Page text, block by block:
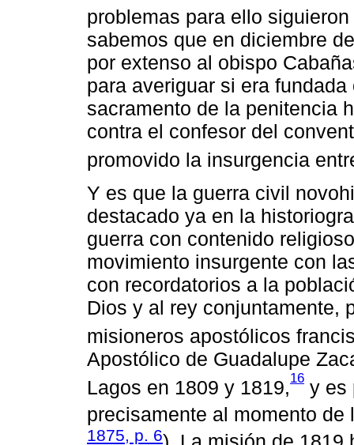
problemas para ello
sabemos que en diciembre
por extenso al obispo
para averiguar si era
sacramento de la penitencia
contra el confesor del
promovido la insurgencia
Y es que la guerra civil
destacado ya en la
guerra con contenido
movimiento insurgente con
con recordatorios a la
Dios y al rey conjuntamente,
misioneros apostólicos
Apostólico de Guadalupe
Lagos en 1809 y 1819,16 y es
precisamente al momento
1875, p. 6